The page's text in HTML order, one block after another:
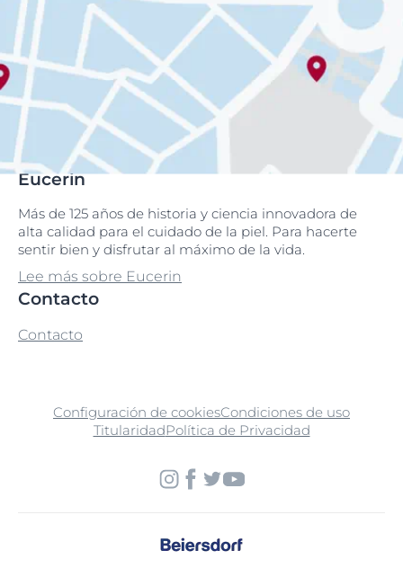
Eucerin
Más de 125 años de historia y ciencia innovadora de
alta calidad para el cuidado de la piel. Para hacerte
sentir bien y disfrutar al máximo de la vida.
Lee más sobre Eucerin
Contacto
Contacto
Configuración de cookiesCondiciones de uso
TitularidadPolítica de Privacidad